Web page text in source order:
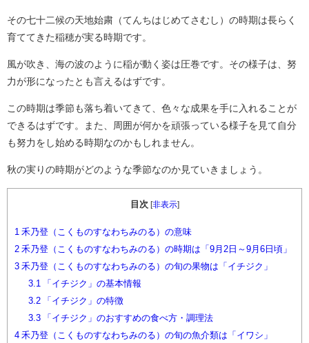
その七十二候の天地始粛（てんちはじめてさむし）の時期は長らく
育ててきた稲穂が実る時期です。
風が吹き、海の波のように稲が動く姿は圧巻です。その様子は、努
力が形になったとも言えるはずです。
この時期は季節も落ち着いてきて、色々な成果を手に入れることが
できるはずです。また、周囲が何かを頑張っている様子を見て自分
も努力をし始める時期なのかもしれません。
秋の実りの時期がどのような季節なのか見ていきましょう。
目次 非表示]
1 禾乃登（こくものすなわちみのる）の意味
2 禾乃登（こくものすなわちみのる）の時期は「9月2日～9月6日頃」
3 禾乃登（こくものすなわちみのる）の旬の果物は「イチジク」
3.1
「イチジク」の基本情報
3.2「イチジク」の特徴
3.3「イチジク」のおすすめの食べ方・調理法
4 禾乃登（こくものすなわちみのる）の旬の魚介類は「イワシ」